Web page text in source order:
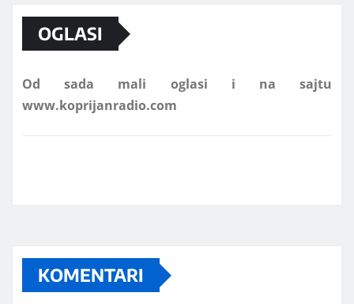
OGLASI
Od sada mali oglasi i na sajtu
KOMENTARI